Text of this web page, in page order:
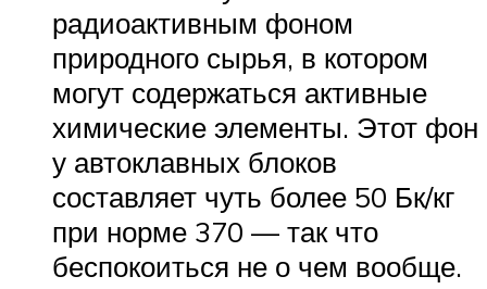
радиоактивным фоном
природного сырья, в котором
могут содержаться активные
химические элементы. Этот фон
у автоклавных блоков
составляет чуть более 50 Бк/кг
при норме 370 — так что
беспокоиться не о чем вообще.